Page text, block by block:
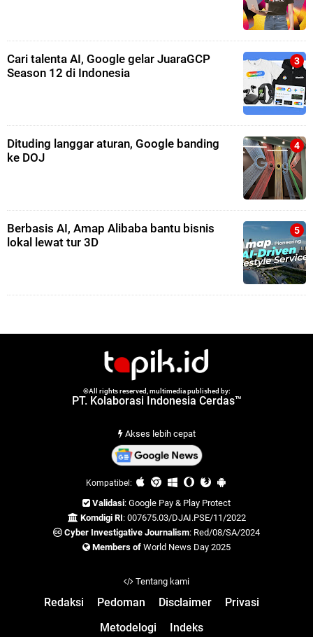
Cari talenta AI, Google gelar JuaraGCP
Season 12 di Indonesia
Dituding langgar aturan, Google banding
ke DOJ
Berbasis AI, Amap Alibaba bantu bisnis
lokal lewat tur 3D
©All rights reserved, multimedia published by:
PT. Kolaborasi Indonesia Cerdas™
Akses lebih cepat
Kompatibel:
Validasi: Google Pay & Play Protect
Komdigi RI: 007675.03/DJAI.PSE/11/2022
Cyber Investigative Journalism: Red/08/SA/2024
Members of World News Day 2025
Tentang kami
Redaksi Pedoman Disclaimer
Privasi
Metodelogi
Indeks